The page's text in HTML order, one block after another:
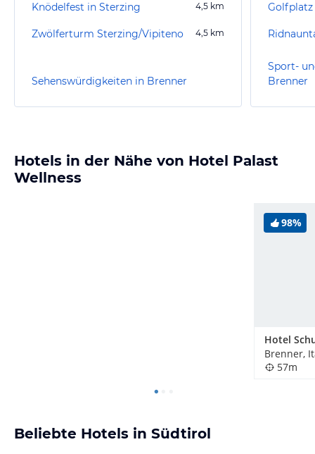
Knödelfest in Sterzing 4,5 km
Zwölferturm Sterzing/Vipiteno 4,5 km
Sehenswürdigkeiten in Brenner
Sport-
Brenner
Hotels in der Nähe von Hotel Palast
Wellness
98%
Hotel
Brenner,
57m
Beliebte Hotels in Südtirol